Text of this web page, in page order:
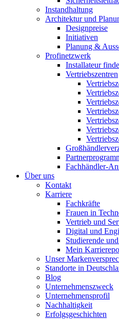
Instandhaltung
Architektur und
Designpreise
Initiativen
Planung &
Profinetzwerk
Installateur
Vertriebszentren
Fachhändler-
Über uns
Kontakt
Karriere
Fachkräfte
Frauen in
Vertrieb und
Digital und
Studierende
Mein
Unser
Standorte in
Blog
Unternehmenszweck
Unternehmensprofil
Nachhaltigkeit
Erfolgsgeschichten